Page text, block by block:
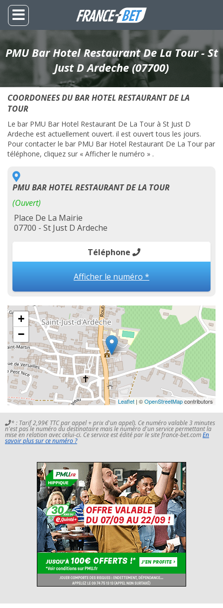
PMU Bar Hotel Restaurant De La Tour - St
Just D Ardeche (07700)
COORDONEES DU BAR HOTEL RESTAURANT DE LA
TOUR
Le bar PMU Bar Hotel Restaurant De La Tour à St Just D
Ardeche est actuellement ouvert. il est ouvert tous les jours.
Pour contacter le bar PMU Bar Hotel Restaurant De La Tour par
téléphone, cliquez sur « Afficher le numéro » .
PMU BAR HOTEL RESTAURANT DE LA TOUR
(Ouvert)
Place De La Mairie
07700 - St Just D Ardeche
Téléphone
Afficher le numéro *
+
−
Leaflet | ©OpenStreetMapcontributors
* : Tarif 2,99€ TTC par appel + prix d'un appel). Ce numéro valable 3 minutes
n'est pas le numéro du destinataire mais le numéro d'un service permettant la
mise en relation avec celui-ci. Ce service est édité par le site france-bet.comEn
savoir plus sur ce numéro ?